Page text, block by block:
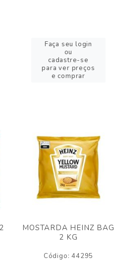
Faça seu login
ou
cadastre-se
para ver preços
e comprar
MOSTARDA HEINZ BAG
2 KG
Código: 44295